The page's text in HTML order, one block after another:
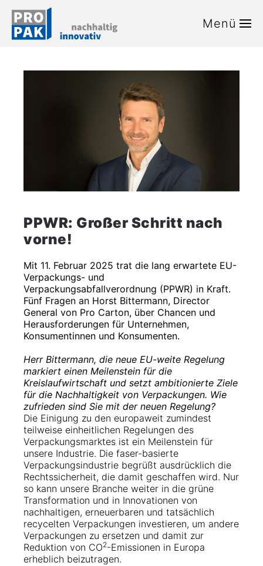
Zum Hauptinhalt springen Menü
PPWR: Großer Schritt nach
vorne!
Mit 11. Februar 2025 trat die lang erwartete EU-
Verpackungs- und
Verpackungsabfallverordnung (PPWR) in Kraft.
Fünf Fragen an Horst Bittermann, Director
General von Pro Carton, über Chancen und
Herausforderungen für Unternehmen,
Konsumentinnen und Konsumenten.
Herr Bittermann, die neue EU-weite Regelung
markiert einen Meilenstein für die
Kreislaufwirtschaft und setzt ambitionierte Ziele
für die Nachhaltigkeit von Verpackungen. Wie
zufrieden sind Sie mit der neuen Regelung?
Die Einigung zu den europaweit zumindest
teilweise einheitlichen Regelungen des
Verpackungsmarktes ist ein Meilenstein für
unsere Industrie. Die faser-basierte
Verpackungsindustrie begrüßt ausdrücklich die
Rechtssicherheit, die damit geschaffen wird. Nur
so kann unsere Branche weiter in die grüne
Transformation und in Innovationen von
nachhaltigen, erneuerbaren und tatsächlich
recycelten Verpackungen investieren, um andere
Verpackungen zu ersetzen und damit zur
Reduktion von CO2-Emissionen in Europa
erheblich beizutragen.